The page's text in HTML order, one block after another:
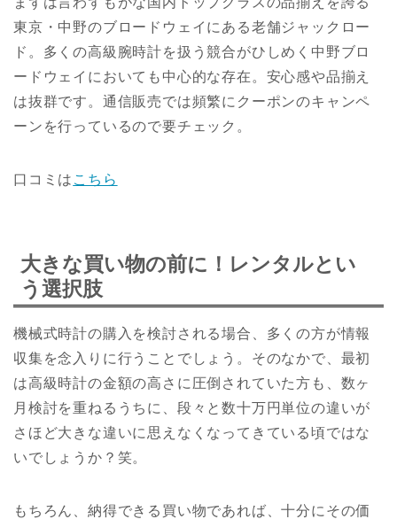
東京・中野のブロードウェイにある老舗ジャックロー
ド。多くの高級腕時計を扱う競合がひしめく中野ブロ
ードウェイにおいても中心的な存在。安心感や品揃え
は抜群です。通信販売では頻繁にクーポンのキャンペ
ーンを行っているので要チェック。
口コミは こちら
大きな買い物の前に！レンタルとい
う選択肢
機械式時計の購入を検討される場合、多くの方が情報
収集を念入りに行うことでしょう。そのなかで、最初
は高級時計の金額の高さに圧倒されていた方も、数ヶ
月検討を重ねるうちに、段々と数十万円単位の違いが
さほど大きな違いに思えなくなってきている頃ではな
いでしょうか？笑。
もちろん、納得できる買い物であれば、十分にその価